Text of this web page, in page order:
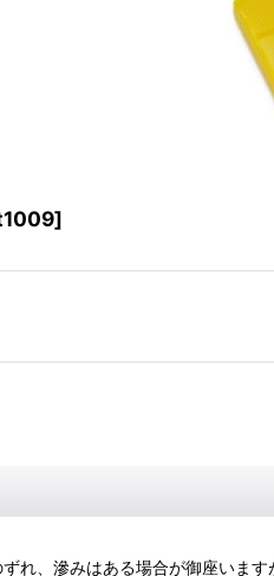
]
れ、滲みはある場合が御座います